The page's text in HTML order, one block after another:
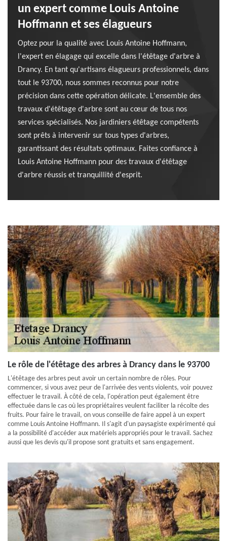
un expert comme Louis Antoine
Hoffmann et ses élagueurs
Optez pour la qualité avec Louis Antoine Hoffmann,
l'expert en élagage qui excelle dans l'étêtage d'arbre à
Drancy. En tant qu'artisans élagueurs professionnels, dans
tout le 93700, nous sommes reconnus pour notre
précision dans cette opération délicate. L'ensemble des
travaux d'étêtage d'arbre sont au cœur de tous nos
services spécialisés. Nos jardiniers étêtage compétents
sont prêts à intervenir sur tous types d'arbres,
garantissant des résultats optimaux. Faites confiance à
Louis Antoine Hoffmann pour des travaux d'étêtage
d'arbre réussis et tranquillité d'esprit.
Le rôle de l'étêtage des arbres à Drancy dans le 93700
L'étêtage des arbres peut avoir un certain nombre de rôles. Pour
commencer, si vous avez peur de l'arrivée des vents violents, voir pouvez
effectuer le travail. À côté de cela, l'opération peut également être
effectuée dans le cas où les propriétaires veulent faciliter la récolte des
fruits. Pour faire le travail, on vous conseille de faire appel à un expert
comme Louis Antoine Hoffmann. Il s'agit d'un paysagiste expérimenté qui
a la possibilité d'accéder aux matériels appropriés pour le travail. Sachez
aussi que les devis qu'il propose sont gratuits et sans engagement.